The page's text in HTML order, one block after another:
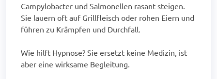
Campylobacter und Salmonellen rasant steigen.
Sie lauern oft auf Grillfleisch oder rohen Eiern und
führen zu Krämpfen und Durchfall.
Wie hilft Hypnose? Sie ersetzt keine Medizin, ist
aber eine wirksame Begleitung.